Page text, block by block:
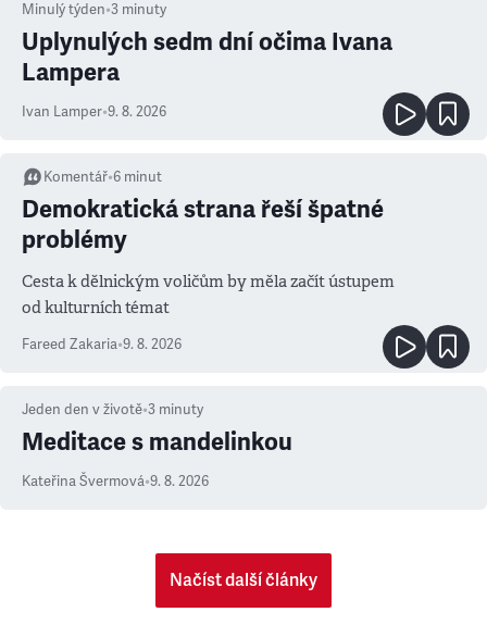
Minulý týden•3 minuty
Uplynulých sedm dní očima Ivana
Lampera
Ivan Lamper•9. 8. 2026
Komentář•6 minut
Demokratická strana řeší špatné
problémy
Cesta k dělnickým voličům by měla začít ústupem
od kulturních témat
Fareed Zakaria•9. 8. 2026
Jeden den v životě•3 minuty
Meditace s mandelinkou
Kateřina Švermová•9. 8. 2026
Načíst další články